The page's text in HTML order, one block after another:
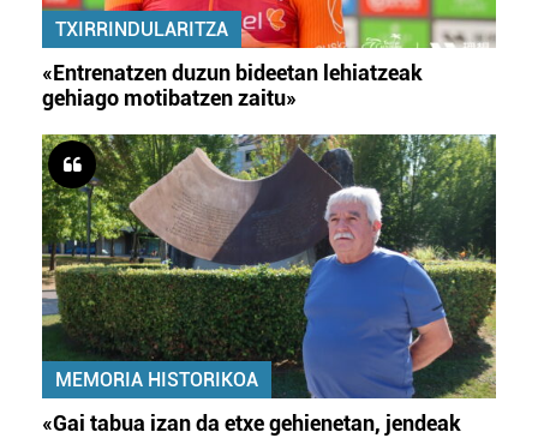
TXIRRINDULARITZA
«Entrenatzen duzun bideetan lehiatzeak
gehiago motibatzen zaitu»
MEMORIA HISTORIKOA
«Gai tabua izan da etxe gehienetan, jendeak